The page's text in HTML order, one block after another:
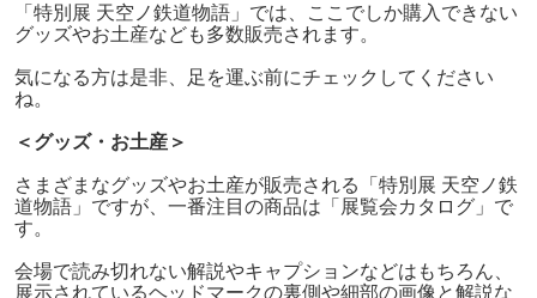
「特別展 天空ノ鉄道物語」では、ここでしか購入できない
グッズやお土産なども多数販売されます。
気になる方は是非、足を運ぶ前にチェックしてください
ね。
＜グッズ・お土産＞
さまざまなグッズやお土産が販売される「特別展 天空ノ鉄
道物語」ですが、一番注目の商品は「展覧会カタログ」で
す。
会場で読み切れない解説やキャプションなどはもちろん、
展示されているヘッドマークの裏側や細部の画像と解説な